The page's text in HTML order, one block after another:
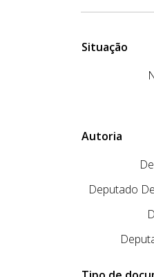
Situação
Autoria
Deputado